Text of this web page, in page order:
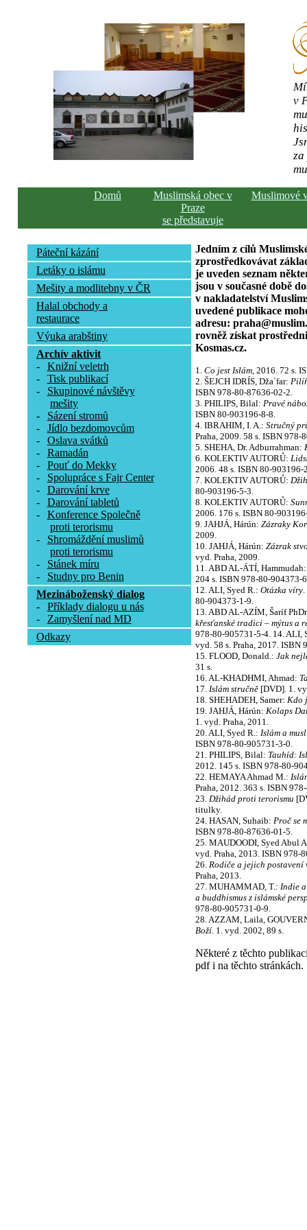
v
Domů
Muslimská obec v
Praze
se představuje
Muslimové
Páteční kázání
Letáky o islámu
Mešity a modlitebny v ČR
Halal obchody a
restaurace
Výuka arabštiny
Archív aktivit
-
Knižní veletrh
-
Tisk publikací
-
Skupinové návštěvy
mešity
-
Sázení stromů
-
Jídlo bezdomovcům
-
Oslava svátků
-
Ramadán
-
Pouť do Mekky
-
Spolupráce s Fajr Center
-
Darování krve
-
Darování tabletů
-
Konference Společně
proti terorismu
-
Shromáždění muslimů
proti terorismu
-
Stánek míru
-
Studny pro Benin
Mezináboženský dialog
-
Příklady dialogu u nás
-
Zamyšlení nad MD
Odkazy
Jedním z cílů
zprostředkovávat
je uveden seznam
jsou v současné době
v nakladatelství
uvedené publikace
adresu:
rovněž získat
Kosmas.cz.
1. Co jest Islám, 2016. 72 s.
2. ŠEJCH IDRÍS, Džaʿfar:
ISBN 978-80-87636-02-2.
3. PHILIPS, Bilal: Pravé
ISBN 80-903196-8-8.
4. IBRAHIM, I. A.: Stručný
Praha, 2009. 58 s. ISBN 978-
5. SHEHA, Dr. Adburrahman:
6. KOLEKTIV AUTORŮ:
2006. 48 s. ISBN 80-903196-
7. KOLEKTIV AUTORŮ:
80-903196-5-3.
8. KOLEKTIV AUTORŮ:
2006. 176 s. ISBN 80-
9. JAHJÁ, Hárún: Zázraky
2009.
10. JAHJÁ, Hárún: Zázrak
vyd. Praha, 2009.
11. ABD AL-ÁTÍ,
204 s. ISBN 978-80-904373-
12. ALI, Syed R.: Otázka víry.
80-904373-1-9.
13. ABD AL-AZÍM, Šaríf
křesťanské tradici – mýtus a
978-80-905731-5-4. 14. ALI,
vyd. 58 s. Praha, 2017. ISBN
15. FLOOD, Donald.: Jak
31 s.
16. AL-KHADHMI, Ahmad:
17. Islám stručně[DVD]. 1.
18. SHEHADEH, Samer: Kdo
19. JAHJÁ, Hárún: Kolaps
1. vyd. Praha, 2011.
20. ALI, Syed R.: Islám a
ISBN 978-80-905731-3-0.
21. PHILIPS, Bilal: Tauhíd:
2012. 145 s. ISBN 978-80-
22. HEMAYA Ahmad M.:
Praha, 2012. 363 s. ISBN
23. Džihád proti terorismu
titulky.
24. HASAN, Suhaib: Proč se
ISBN 978-80-87636-01-5.
25. MAUDOODI, Syed Abul
vyd. Praha, 2013. ISBN 978-
26. Rodiče a jejich postavení
Praha, 2013.
27. MUHAMMAD, T.: Indie a
a buddhismus z islámské
978-80-905731-0-9.
28. AZZAM, Laila,
Boží. 1. vyd. 2002, 89 s.
Některé z těchto
pdf i na těchto stránkách.